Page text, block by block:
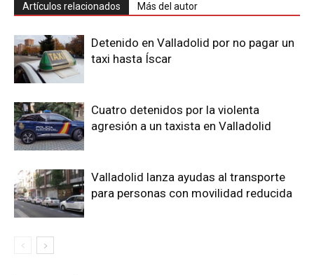
Artículos relacionados Más del autor
Detenido en Valladolid por no pagar un
taxi hasta Íscar
Cuatro detenidos por la violenta
agresión a un taxista en Valladolid
Valladolid lanza ayudas al transporte
para personas con movilidad reducida